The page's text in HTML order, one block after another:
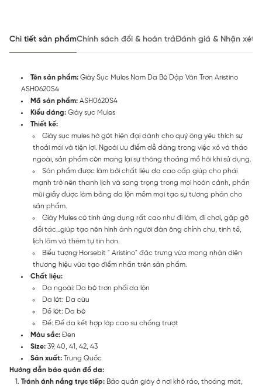
Chi tiết sản phẩmChính sách đổi & hoàn trảĐánh giá & Nhận xét
Tên sản phẩm: Giày Sục Mules Nam Da Bò Dập Vân Trơn Aristino
ASH0620S4
Mã sản phẩm: ASH0620S4
Kiểu dáng: Giày sục Mules
Thiết kế:
Giày sục mules hở gót hiện đại dành cho quý ông yêu thích sự
thoải mái và tiện lợi. Ngoài ưu điểm dễ dàng trong việc xỏ và tháo
ngoài, sản phẩm còn mang lại sự thông thoáng mồ hôi khi sử dụng.
Sản phẩm được làm bởi chất liệu da cao cấp giúp cho phái
mạnh trở nên thanh lịch và sang trọng trong mọi hoàn cảnh, phần
mũi giầy được làm bằng da lộn mềm mại tạo sự tương phản cho
sản phẩm.
Giày Mules có tính ứng dụng rất cao như đi làm, đi chơi, gặp gỡ
đối tác…giúp tạo nên hình ảnh người đàn ông chỉnh chu, tinh tế,
lịch lãm và thêm tự tin hơn.
Biểu tượng Horsebit " Aristino" đặc trưng vừa mang nhận diện
thương hiệu vừa tạo điểm nhấn trên sản phẩm.
Chất liệu:
Da ngoài: Da bò trơn phối da lộn
Da lót: Da cừu
Đế lót: Da bò
Đế: Đế da kết hợp lớp cao su chống trượt
Màu sắc: Đen
Size: 39, 40, 41, 42, 43
Sản xuất: Trung Quốc
Hướng dẫn bảo quản đồ da:
Tránh ánh nắng trực tiếp: Bảo quản giày ở nơi khô ráo, thoáng mát,